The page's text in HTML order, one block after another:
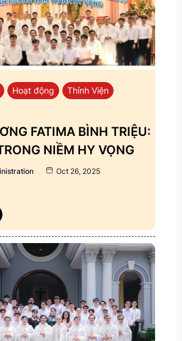
Hoạt động
Thỉnh Viện
FATIMA BÌNH TRIỆU:
NIỀM HY VỌNG
Oct 26, 2025